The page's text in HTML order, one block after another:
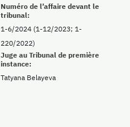
Numéro de l’affaire devant le
tribunal:
1-6/2024 (1-12/2023; 1-
220/2022)
Juge au Tribunal de première
instance:
Tatyana Belayeva